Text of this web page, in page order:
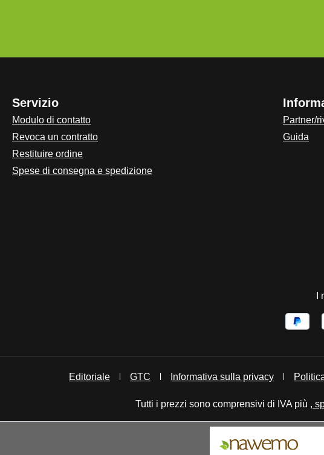
Servizio
Modulo di contatto
Revoca un contratto
Restituire ordine
Spese di consegna e spedizione
Partner/
Guida
Editoriale GTC Informativa sulla privacy
Tutti i prezzi sono comprensivi di IVA più ,